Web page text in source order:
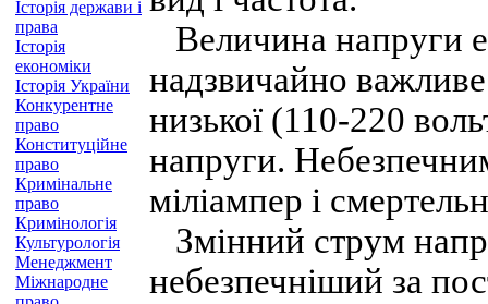
Історія держави і
права
Історія
економіки
Історія України
Конкурентне
право
Конституційне
право
Кримінальне
право
Кримінологія
Культурологія
Менеджмент
Міжнародне
Величина напруги
надзвичайно
низької (110-220
напруги.
міліампер і
Змінний струм
небезпечніший за